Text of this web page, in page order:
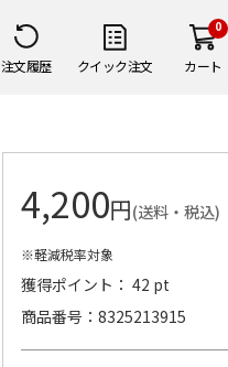
注文履歴 クイック注文
0
カート
4,200円(送料・税込)
※軽減税率対象
獲得ポイント： 42 pt
商品番号
8325213915